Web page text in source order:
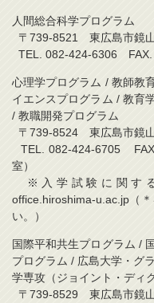
人間総合科学プログラム
〒739-8521 東広島市鏡
TEL. 082-424-6306 FAX.
心理学プログラム / 教師教
イエンスプログラム / 教育
/ 教職開発プログラム
〒739-8524 東広島市鏡
TEL. 082-424-6705
室）
※入学試験に関する
office.hiroshima-u.ac.jp（
い。）
国際平和共生プログラム /
プログラム / 広島大学・グ
学専攻（ジョイント・ディ
〒739-8529 東広島市鏡